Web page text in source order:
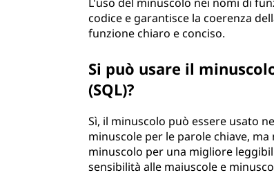
codice e garantisce la coerenza
funzione chiaro e conciso.
Si può usare il
(SQL)?
Sì, il minuscolo può essere usato
minuscole per le parole chiave,
minuscolo per una migliore
sensibilità alle maiuscole e